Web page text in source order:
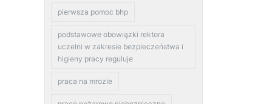
pierwsza pomoc bhp
podstawowe obowiązki rektora
uczelni w zakresie bezpieczeństwa i
higieny pracy reguluje
praca na mrozie